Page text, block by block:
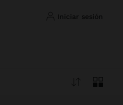
iniciar sesión